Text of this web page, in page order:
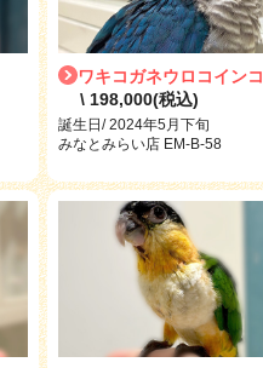
ワキコガネウロコインコ
\ 198,000(税込)
誕生日/ 2024年5月下旬
みなとみらい店 EM-B-58